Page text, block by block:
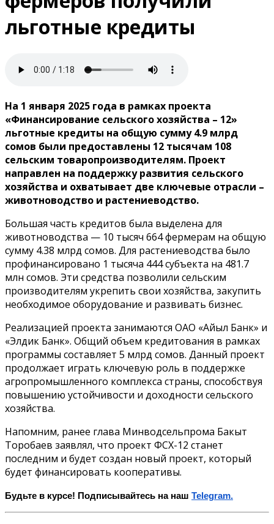
льготные кредиты
На 1 января 2025 года в рамках проекта
«Финансирование сельского хозяйства – 12»
льготные кредиты на общую сумму 4.9 млрд
сомов были предоставлены 12 тысячам 108
сельским товаропроизводителям. Проект
направлен на поддержку развития сельского
хозяйства и охватывает две ключевые отрасли –
животноводство и растениеводство.
Большая часть кредитов была выделена для
животноводства — 10 тысяч 664 фермерам на общую
сумму 4.38 млрд сомов. Для растениеводства было
профинансировано 1 тысяча 444 субъекта на 481.7
млн сомов. Эти средства позволили сельским
производителям укрепить свои хозяйства, закупить
необходимое оборудование и развивать бизнес.
Реализацией проекта занимаются ОАО «Айыл Банк» и
«Элдик Банк». Общий объем кредитования в рамках
программы составляет 5 млрд сомов. Данный проект
продолжает играть ключевую роль в поддержке
агропромышленного комплекса страны, способствуя
повышению устойчивости и доходности сельского
хозяйства.
Напомним, ранее глава Минводсельпрома Бакыт
Торобаев заявлял, что проект ФСХ-12 станет
последним и будет создан новый проект, который
будет финансировать кооперативы.
Будьте в курсе! Подписывайтесь на наш Telegram.